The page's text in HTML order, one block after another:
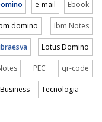
e-mail Ebook
domino Ibm Notes
Lotus Domino
PEC qr-code
Tecnologia